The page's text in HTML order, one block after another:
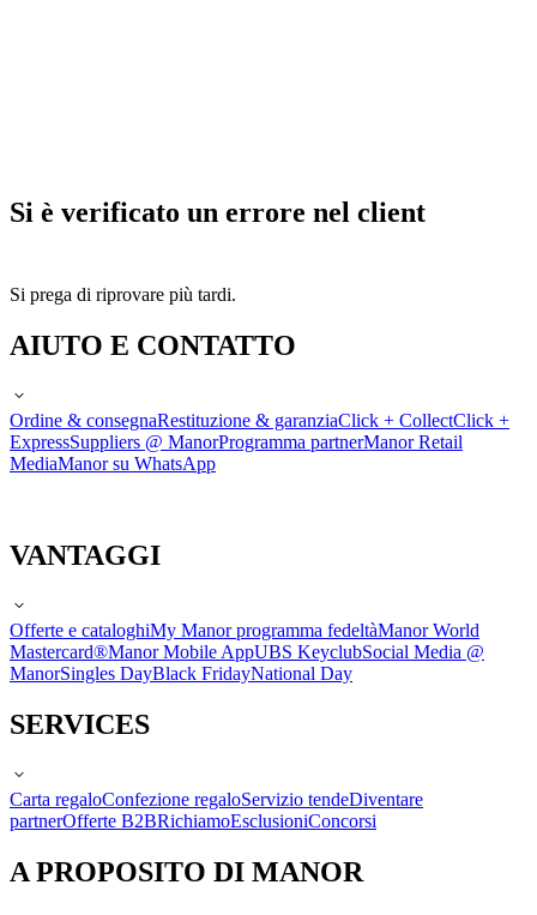
Si è verificato un errore nel client
Si prega di riprovare più tardi.
AIUTO E CONTATTO
Ordine & consegnaRestituzione & garanziaClick + CollectClick +
ExpressSuppliers @ ManorProgramma partnerManor Retail
MediaManor su WhatsApp
VANTAGGI
Offerte e cataloghiMy Manor programma fedeltàManor World
Mastercard®Manor Mobile AppUBS KeyclubSocial Media @
ManorSingles DayBlack FridayNational Day
SERVICES
Carta regaloConfezione regaloServizio tendeDiventare
partnerOfferte B2BRichiamoEsclusioniConcorsi
A PROPOSITO DI MANOR